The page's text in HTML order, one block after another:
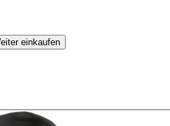
einkaufen